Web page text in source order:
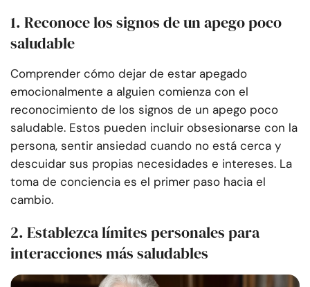
1. Reconoce los signos de un apego poco
saludable
Comprender cómo dejar de estar apegado
emocionalmente a alguien comienza con el
reconocimiento de los signos de un apego poco
saludable. Estos pueden incluir obsesionarse con la
persona, sentir ansiedad cuando no está cerca y
descuidar sus propias necesidades e intereses. La
toma de conciencia es el primer paso hacia el
cambio.
2. Establezca límites personales para
interacciones más saludables